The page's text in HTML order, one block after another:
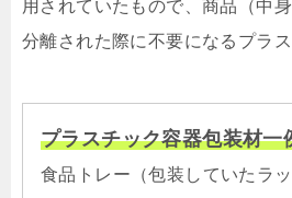
用されていたもので、商品（中
分離された際に不要になるプラ
プラスチック容器包装材一
食品トレー（包装していたラ